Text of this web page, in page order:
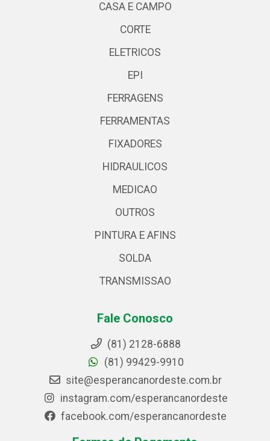
CASA E CAMPO
CORTE
ELETRICOS
EPI
FERRAGENS
FERRAMENTAS
FIXADORES
HIDRAULICOS
MEDICAO
OUTROS
PINTURA E AFINS
SOLDA
TRANSMISSAO
Fale Conosco
(81) 2128-6888
(81) 99429-9910
site@esperancanordeste.com.br
instagram.com/esperancanordeste
facebook.com/esperancanordeste